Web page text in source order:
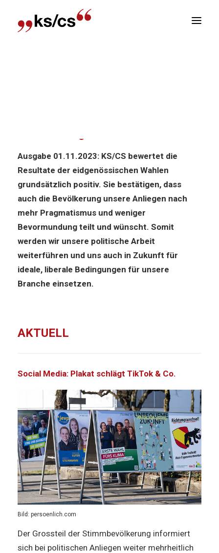
Ausgabe 01.11.2023: KS/CS bewertet die
Resultate der eidgenössischen Wahlen
grundsätzlich positiv. Sie bestätigen, dass
auch die Bevölkerung unsere Anliegen nach
mehr Pragmatismus und weniger
Bevormundung teilt und wünscht. Somit
werden wir unsere politische Arbeit
weiterführen und uns auch in Zukunft für
ideale, liberale Bedingungen für unsere
Branche einsetzen.
AKTUELL
Social Media: Plakat schlägt TikTok & Co.
Bild: persoenlich.com
Der Grossteil der Stimmbevölkerung informiert
sich bei politischen Anliegen weiter mehrheitlich